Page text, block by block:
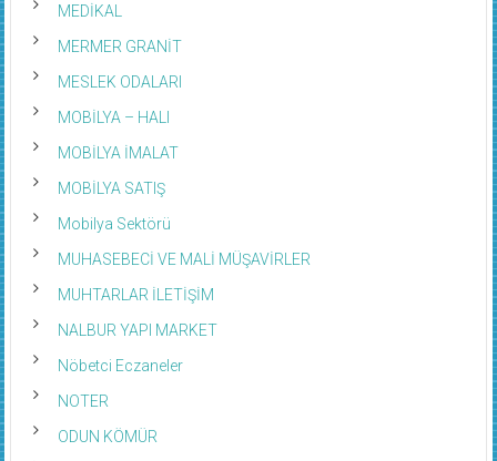
MEDİKAL
MERMER GRANİT
MESLEK ODALARI
MOBİLYA – HALI
MOBİLYA İMALAT
MOBİLYA SATIŞ
Mobilya Sektörü
MUHASEBECİ VE MALİ MÜŞAVİRLER
MUHTARLAR İLETİŞİM
NALBUR YAPI MARKET
Nöbetci Eczaneler
NOTER
ODUN KÖMÜR